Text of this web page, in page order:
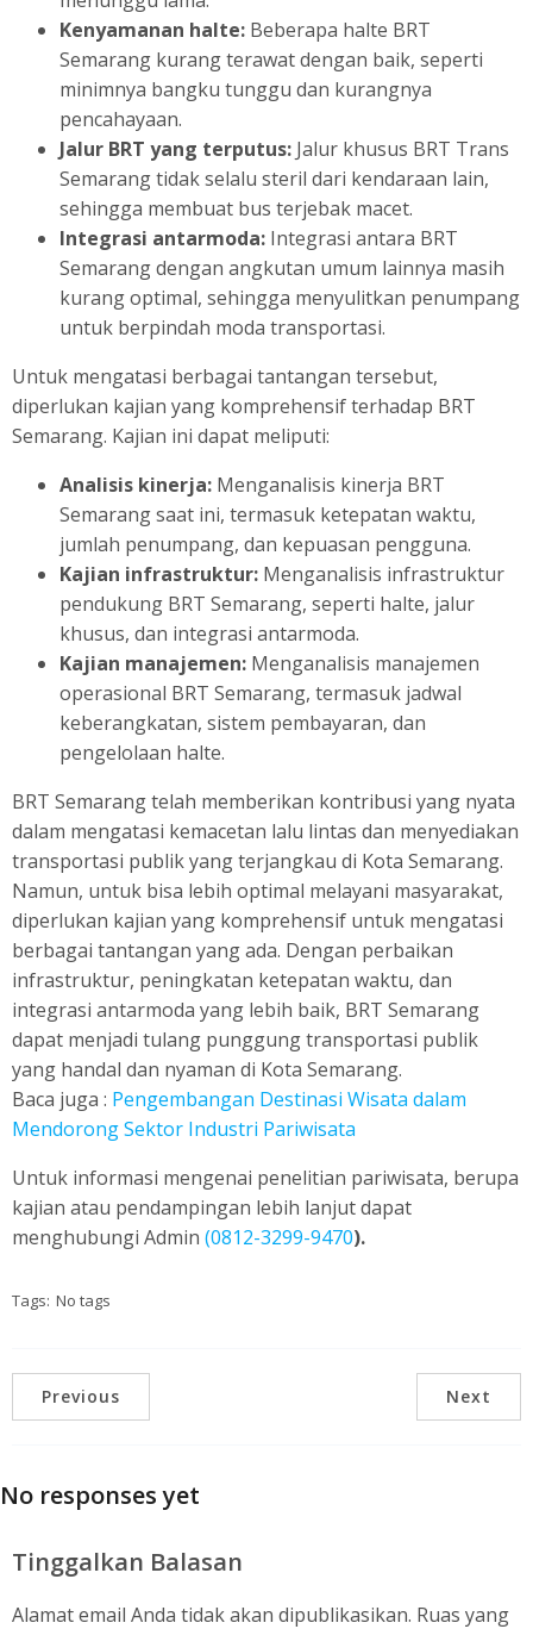
Kenyamanan halte: Beberapa halte BRT
Semarang kurang terawat dengan baik, seperti
minimnya bangku tunggu dan kurangnya
pencahayaan.
Jalur BRT yang terputus: Jalur khusus BRT Trans
Semarang tidak selalu steril dari kendaraan lain,
sehingga membuat bus terjebak macet.
Integrasi antarmoda: Integrasi antara BRT
Semarang dengan angkutan umum lainnya masih
kurang optimal, sehingga menyulitkan penumpang
untuk berpindah moda transportasi.
Untuk mengatasi berbagai tantangan tersebut,
diperlukan kajian yang komprehensif terhadap BRT
Semarang. Kajian ini dapat meliputi:
Analisis kinerja: Menganalisis kinerja BRT
Semarang saat ini, termasuk ketepatan waktu,
jumlah penumpang, dan kepuasan pengguna.
Kajian infrastruktur: Menganalisis infrastruktur
pendukung BRT Semarang, seperti halte, jalur
khusus, dan integrasi antarmoda.
Kajian manajemen: Menganalisis manajemen
operasional BRT Semarang, termasuk jadwal
keberangkatan, sistem pembayaran, dan
pengelolaan halte.
BRT Semarang telah memberikan kontribusi yang nyata
dalam mengatasi kemacetan lalu lintas dan menyediakan
transportasi publik yang terjangkau di Kota Semarang.
Namun, untuk bisa lebih optimal melayani masyarakat,
diperlukan kajian yang komprehensif untuk mengatasi
berbagai tantangan yang ada. Dengan perbaikan
infrastruktur, peningkatan ketepatan waktu, dan
integrasi antarmoda yang lebih baik, BRT Semarang
dapat menjadi tulang punggung transportasi publik
yang handal dan nyaman di Kota Semarang.
Baca juga : Pengembangan Destinasi Wisata dalam
Mendorong Sektor Industri Pariwisata
Untuk informasi mengenai penelitian pariwisata, berupa
kajian atau pendampingan lebih lanjut dapat
menghubungi Admin (0812-3299-9470).
Tags: No tags
Previous Next
No responses yet
Tinggalkan Balasan
Alamat email Anda tidak akan dipublikasikan. Ruas yang